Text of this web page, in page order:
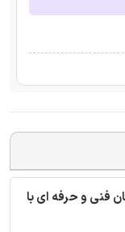
فنی و حرفه ای با